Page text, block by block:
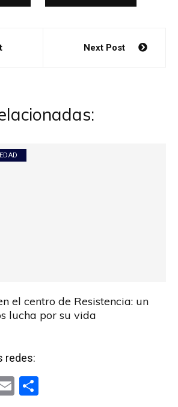
Next Post
el centro de Resistencia: un
lucha por su vida
redes:
E